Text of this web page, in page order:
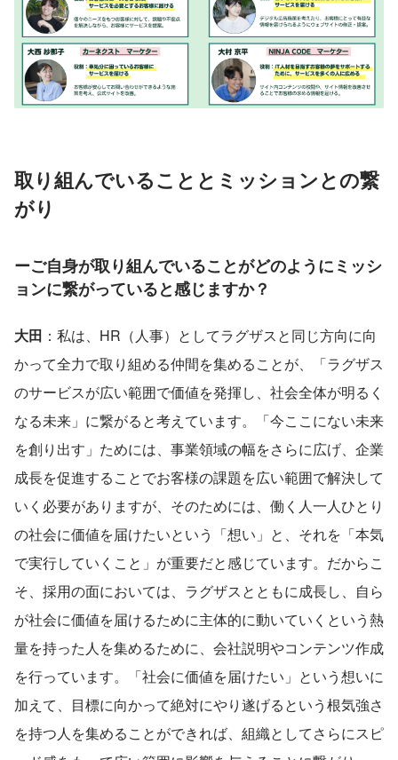
取り組んでいることとミッションとの繋
がり
ーご自身が取り組んでいることがどのようにミッシ
ョンに繋がっていると感じますか？
大田 ：私は、HR（人事）としてラグザスと同じ方向に向
かって全力で取り組める仲間を集めることが、「ラグザス
のサービスが広い範囲で価値を発揮し、社会全体が明るく
なる未来」に繋がると考えています。「今ここにない未来
を創り出す」ためには、事業領域の幅をさらに広げ、企業
成長を促進することでお客様の課題を広い範囲で解決して
いく必要がありますが、そのためには、働く人一人ひとり
の社会に価値を届けたいという「想い」と、それを「本気
で実行していくこと」が重要だと感じています。だからこ
そ、採用の面においては、ラグザスとともに成長し、自ら
が社会に価値を届けるために主体的に動いていくという熱
量を持った人を集めるために、会社説明やコンテンツ作成
を行っています。「社会に価値を届けたい」という想いに
加えて、目標に向かって絶対にやり遂げるという根気強さ
を持つ人を集めることができれば、組織としてさらにスピ